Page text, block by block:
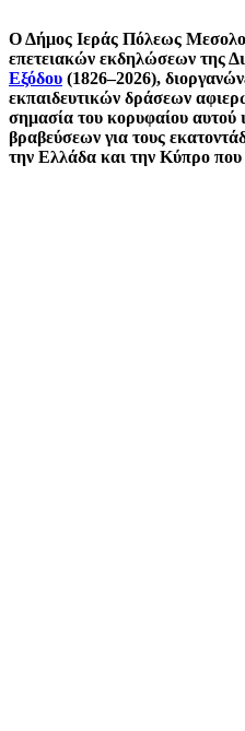
Ο Δήμος Ιεράς Πόλεως
επετειακών εκδηλώσεων της
Εξόδου (1826–2026),
εκπαιδευτικών δράσεων
σημασία του κορυφαίου αυτού
βραβεύσεων για τους
την Ελλάδα και την Κύπρο που